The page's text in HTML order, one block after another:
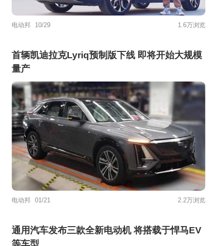
电动邦 10/29 1.6万浏览
首辆凯迪拉克Lyriq预制版下线 即将开始大规模
量产
电动邦 01/21 2.2万浏览
通用汽车发布三款全新电动机 将搭载于悍马EV
等车型